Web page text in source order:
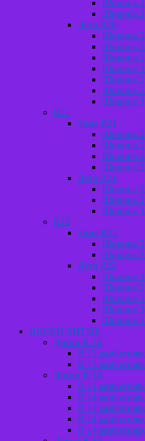
Ширина
Ширина
Лето R20
Ширина
Ширина
Ширина
Ширина
Ширина
Ширина
Ширина
R21
Зима R21
Ширина
Ширина
Ширина
Ширина
Лето R21
Ширина
Ширина
Ширина
R22
Зима R22
Ширина
Ширина
Лето R22
Ширина
Ширина
Ширина
Ширина
Ширина
ДИСКИ ЛИТЫЕ
Диски R 13
R 13
R 13
Диски R 14
R 14
R 14
R 14
R 14
R 14